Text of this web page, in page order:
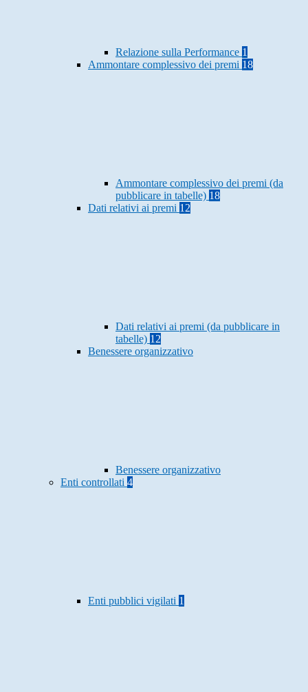
Relazione sulla Performance 1
Ammontare complessivo dei premi 18
Ammontare complessivo dei premi (da
pubblicare in tabelle) 18
Dati relativi ai premi 12
Dati relativi ai premi (da pubblicare in
tabelle) 12
Benessere organizzativo
Benessere organizzativo
Enti controllati 4
Enti pubblici vigilati 1